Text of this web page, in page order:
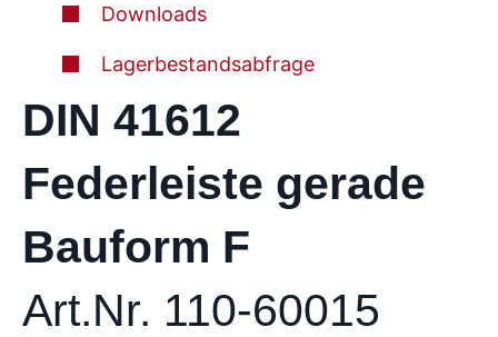
Downloads
Lagerbestandsabfrage
DIN 41612
Federleiste gerade
Bauform F
Art.Nr. 110-60015